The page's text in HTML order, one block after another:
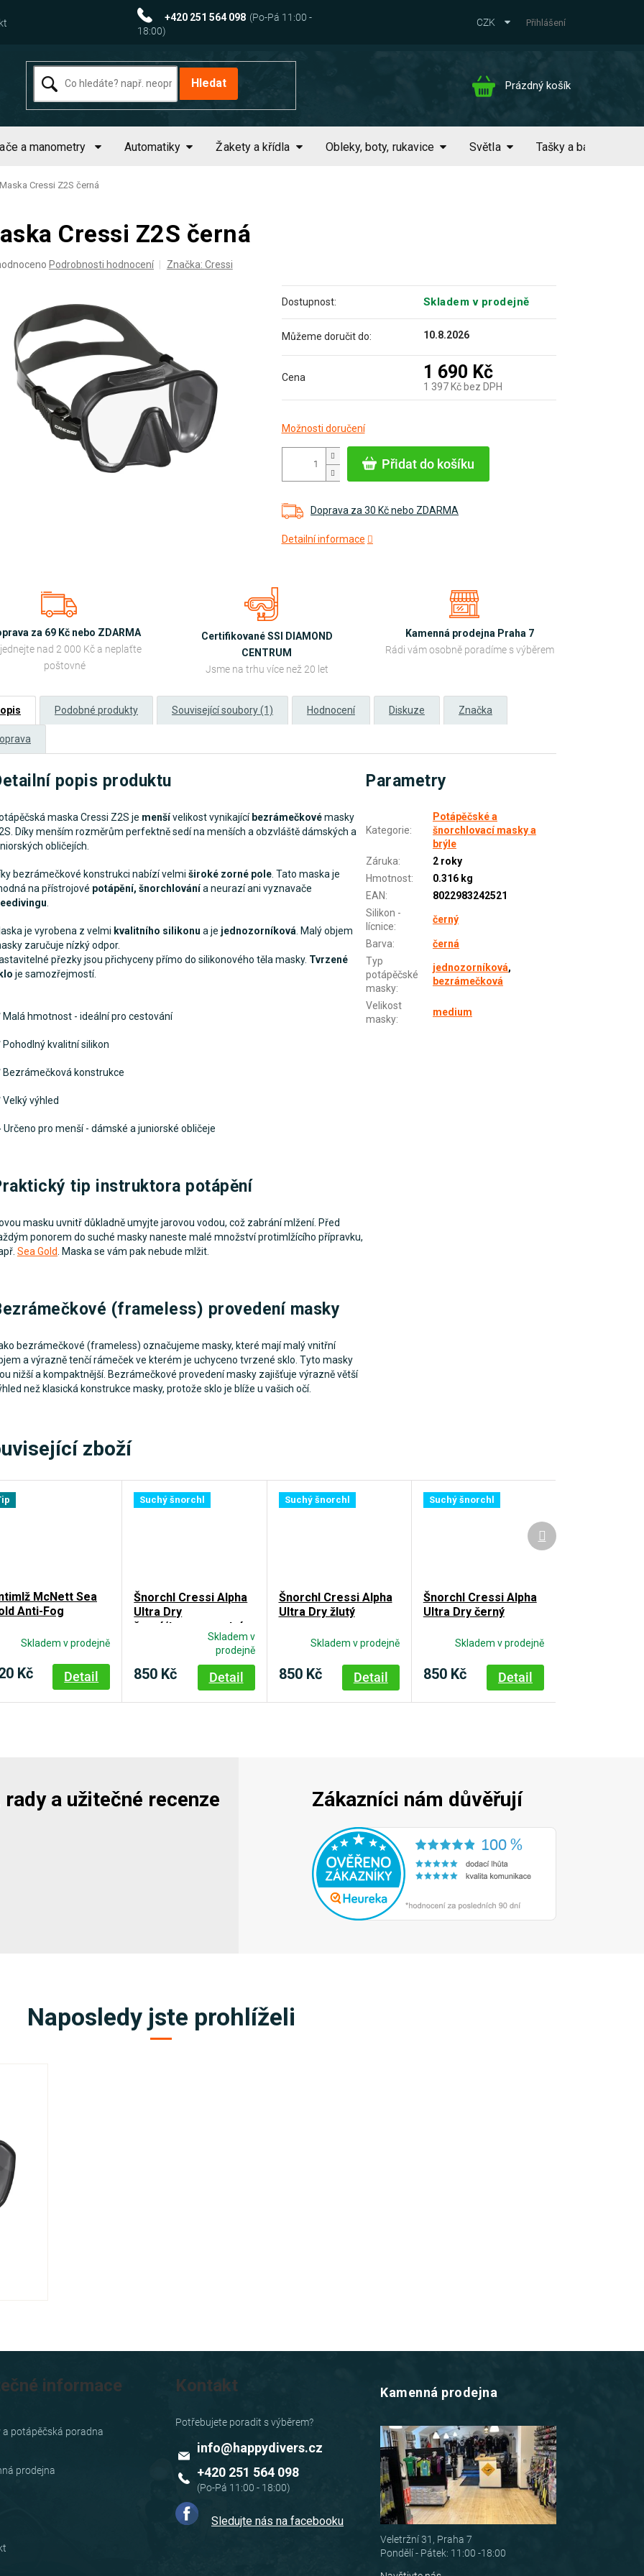
+420 251 564 098 CZK Přihlášení
Hledat
Nákupní
Prázdný košík
a manometry Automatiky Žakety a křídla Obleky, boty, rukavice Světla Tašky a batohy
Maska Cressi Z2S černá
Cressi Z2S černá
Podrobnosti hodnocení Značka: Cressi
Přidat do košíku
Doprava za 30 Kč nebo ZDARMA
Detailní informace
Dostupnost: Skladem v prodejně
Můžeme doručit do: 10.8.2026
Cena 1 690 Kč
1 397 Kč bez DPH
cena:
Možnosti doručení
za 69 Kč nebo ZDARMA
nad 2 000 Kč a neplaťte
poštovné
Certifikované SSI DIAMOND
CENTRUM
Jsme na trhu více než 20 let
Kamenná prodejna Praha 7
Rádi vám osobně poradíme s výběrem
Podobné produkty Související soubory (1) Hodnocení Diskuze Značka
popis produktu
maska Cressi Z2S je menšívelikost vynikající bezrámečkovémasky
Díky menším rozměrům perfektně sedí na menších a obzvláště dámských a
obličejích.
bezrámečkové konstrukci nabízí velmi široké zorné pole . Tato maska je
na přístrojové potápění, šnorchlovánía neurazí ani vyznavače
je vyrobena z velmi kvalitního silikonu a je jednozorníková . Malý objem
zaručuje nízký odpor.
přezky jsou přichyceny přímo do silikonového těla masky. Tvrzené
je samozřejmostí.
Malá hmotnost - ideální pro cestování
Pohodlný kvalitní silikon
Bezrámečková konstrukce
Velký výhled
pro menší - dámské a juniorské obličeje
tip instruktora potápění
masku uvnitř důkladně umyjte jarovou vodou, což zabrání mlžení. Před
ponorem do suché masky naneste malé množství protimlžícího přípravku,
Sea Gold . Maska se vám pak nebude mlžit.
(frameless) provedení masky
bezrámečkové (frameless) označujeme masky, které mají malý vnitřní
a výrazně tenčí rámeček ve kterém je uchyceno tvrzené sklo. Tyto masky
nižší a kompaktnější. Bezrámečkové provedení masky zajišťuje výrazně větší
než klasická konstrukce masky, protože sklo je blíže u vašich očí.
Parametry
Kategorie:
Potápěčské a
šnorchlovací masky a
brýle
Záruka:
2 roky
Hmotnost:
0.316 kg
EAN:
8022983242521
Silikon -
lícnice:
černý
Barva:
černá
Typ
potápěčské
masky:
jednozorníková,
bezrámečková
Velikost
masky:
medium
zboží
McNett Sea
Anti-Fog
Skladem v prodejně
Kč Detail
Suchý šnorchl
Šnorchl Cressi Alpha
Ultra Dry
černý/transparentní
produktu
5,0
Skladem v
prodejně
850 Kč Detail
Suchý šnorchl
Šnorchl Cressi Alpha
Ultra Dry žlutý
Skladem v prodejně
850 Kč Detail
Suchý šnorchl
Šnorchl Cressi Alpha
Ultra Dry černý
Skladem v prodejně
850 Kč Detail
Další
produkt
a užitečné recenze Zákazníci nám důvěřují
Naposledy jste prohlíželi
informace
a potápěčská poradna
prodejna
Kontakt
info@happydivers.cz
+420 251 564 098
Sledujte nás na facebooku
Kamenná prodejna
Veletržní 31, Praha 7
Pondělí - Pátek: 11:00 -18:00